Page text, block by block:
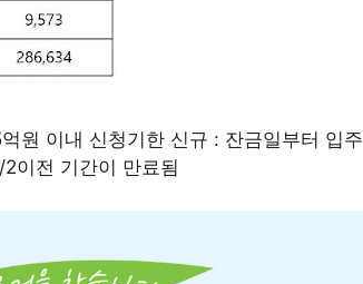
원 이내 신청기한 신규 : 잔금일부터 입주
이전 기간이 만료됨